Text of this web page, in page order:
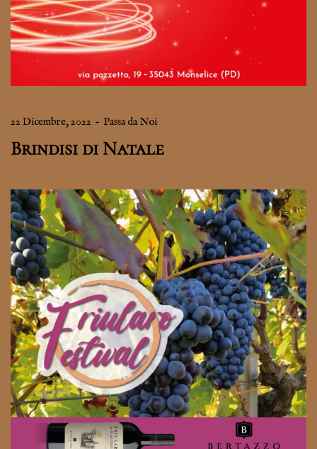
22 Dicembre, 2022 – Passa da Noi
Brindisi di Natale